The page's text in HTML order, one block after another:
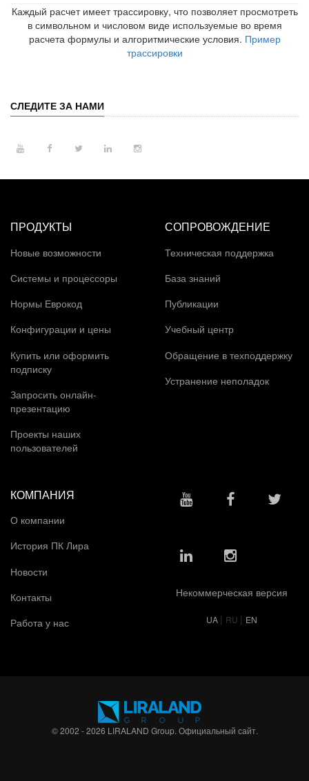
Каждый расчет имеет трассировку, что позволяет просмотреть
в символьном и числовом виде используемые во время
расчета формулы и алгоритмические условия. Пример
трассировки
СЛЕДИТЕ ЗА НАМИ
ПРОДУКТЫ
Новые возможности
Системы и процессоры
Нормы Еврокод
Конфигурации и цены
Купить или оформить
подписку
Запросить онлайн-
презентацию
Проекты наших
пользователей
СОПРОВОЖДЕНИЕ
Техническая поддержка
База знаний
Публикации
Учебный центр
Обращение в техподдержку
Устранение неполадок
КОМПАНИЯ
О компании
История ПК Лира
Новости
Контакты
Работа у нас
Некоммерческая версия
UA | RU | EN
© 2002 - 2026 LIRALAND Group. Официальный сайт.